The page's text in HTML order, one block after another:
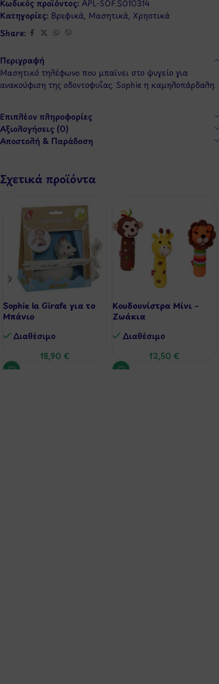
Κωδικός προϊόντος: APL-SOF.S010314
Κατηγορίες: Βρεφικά, Μασητικά, Χρηστικά
Share:
Περιγραφή
Μασητικό τηλέφωνο που μπαίνει στο ψυγείο για
ανακούφιση της οδοντοφυΐας. Sophie η καμηλοπάρδαλη.
Επιπλέον πληροφορίες
Αξιολογήσεις (0)
Αποστολή & Παράδοση
Σχετικά προϊόντα
Sophie la Girafe για το
Μπάνιο
Διαθέσιμo
18,90 €
Κουδουνίστρα Μίνι –
Ζωάκια
Διαθέσιμo
12,50 €